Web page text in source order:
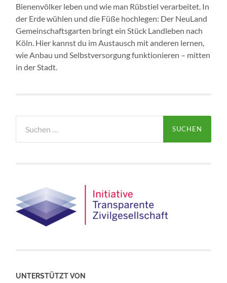
Bienenvölker leben und wie man Rübstiel verarbeitet. In
der Erde wühlen und die Füße hochlegen: Der NeuLand
Gemeinschaftsgarten bringt ein Stück Landleben nach
Köln. Hier kannst du im Austausch mit anderen lernen,
wie Anbau und Selbstversorgung funktionieren – mitten
in der Stadt.
nach:
UNTERSTÜTZT VON